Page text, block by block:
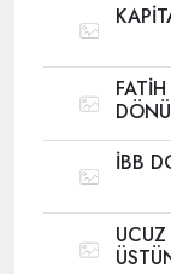
İBB